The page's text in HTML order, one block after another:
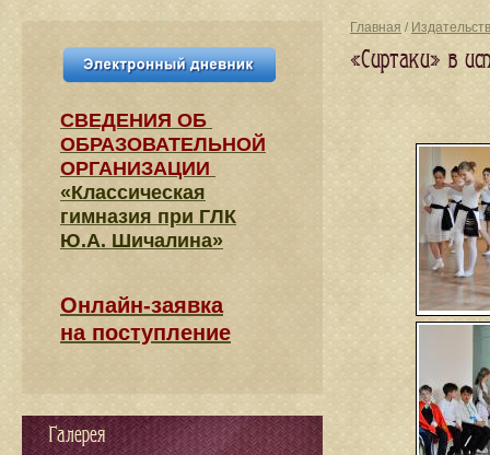
Главная /
«Сиртаки» в
СВЕДЕНИЯ​ ОБ
ОБРАЗОВАТЕЛЬНОЙ
ОРГАНИЗАЦИИ
«Классическая
гимназия при ГЛК
Ю.А. Шичалина»
Онлайн-заявка
на поступление
Галерея